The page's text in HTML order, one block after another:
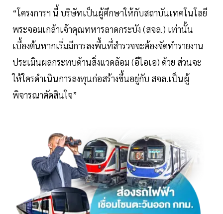
“โครงการฯ นี้ บริษัทเป็นผู้ศึกษาให้กับสถาบันเทคโนโลยี
พระจอมเกล้าเจ้าคุณทหารลาดกระบัง (สจล.) เท่านั้น
เบื้องต้นหากเริ่มมีการลงพื้นที่สำรวจจะต้องจัดทำรายงาน
ประเมินผลกระทบด้านสิ่งแวดล้อม (อีไอเอ) ด้วย ส่วนจะ
ให้ใครดำเนินการลงทุนก่อสร้างขึ้นอยู่กับ สจล.เป็นผู้
พิจารณาตัดสินใจ”